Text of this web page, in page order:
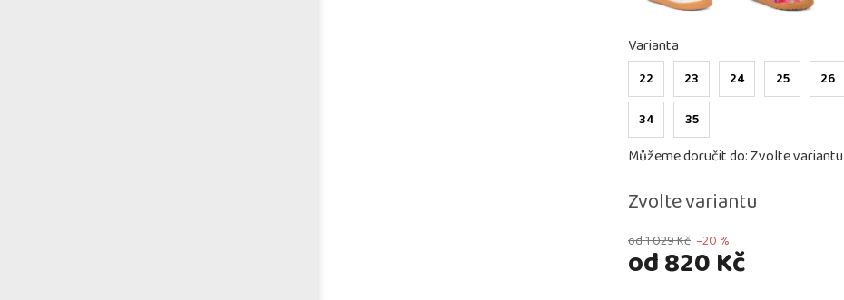
od 1 029 Kč –20 %
od820 Kč
Zvolte variantu
Varianta
22 23 24 25 26
34 35
Můžeme doručit do:Zvolte variantu